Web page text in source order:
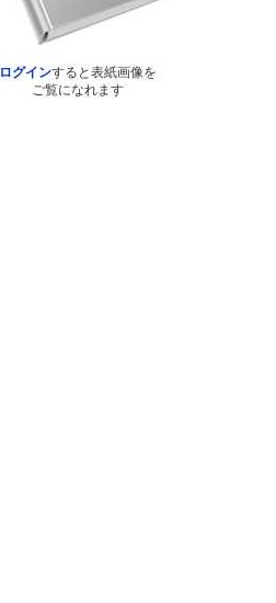
ログインすると表紙画像を
ご覧になれます